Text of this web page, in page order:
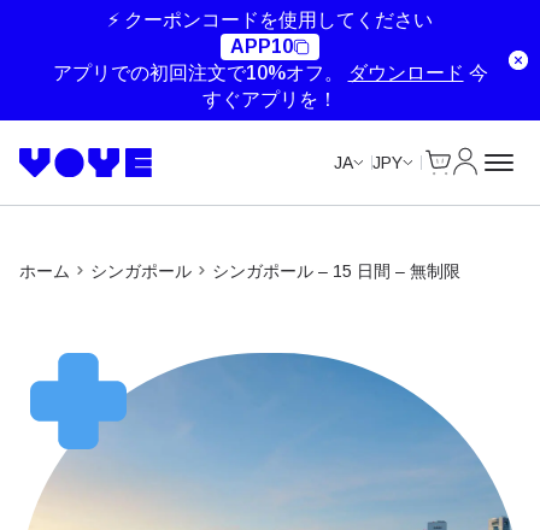
⚡ クーポンコードを使用してください
APP10
アプリでの初回注文で10%オフ。
ダウンロード 今
すぐアプリを！
JA JPY
ホーム シンガポール シンガポール – 15 日間 – 無制限
Unlimited Data
Unlimited Data
Unlimited Data
Unlimited Data